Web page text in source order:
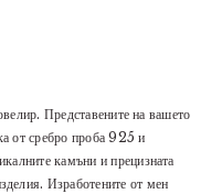
Представените на вашето
от сребро проба 925 и
камъни и прецизната
Изработените от мен